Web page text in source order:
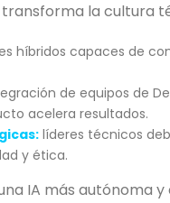
transforma la cultura
híbridos capaces de
de equipos de
acelera resultados.
líderes técnicos
y ética.
IA más autónoma